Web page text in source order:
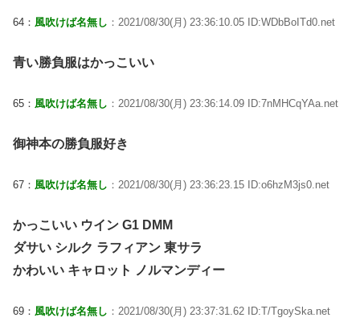
64： 風吹けば名無し ：2021/08/30(月) 23:36:10.05 ID:WDbBoITd0.net
青い勝負服はかっこいい
65： 風吹けば名無し ：2021/08/30(月) 23:36:14.09 ID:7nMHCqYAa.net
御神本の勝負服好き
67： 風吹けば名無し ：2021/08/30(月) 23:36:23.15 ID:o6hzM3js0.net
かっこいい ウイン G1 DMM
ダサい シルク ラフィアン 東サラ
かわいい キャロット ノルマンディー
69： 風吹けば名無し ：2021/08/30(月) 23:37:31.62 ID:T/TgoySka.net